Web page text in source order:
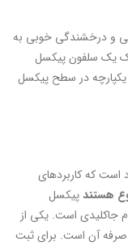
و درخشندگی خوبی به
یک سلفون پیکسل
در سطح پیکسل
که کاربردهای
هستندپیکسل
جاکلیدی است. یکی از
آن است. برای ثبت